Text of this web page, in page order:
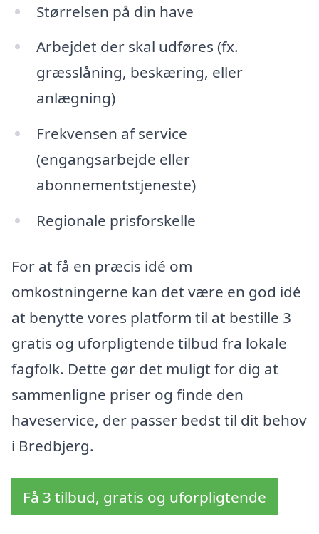
Størrelsen på din have
Arbejdet der skal udføres (fx.
græsslåning, beskæring, eller
anlægning)
Frekvensen af service
(engangsarbejde eller
abonnementstjeneste)
Regionale prisforskelle
For at få en præcis idé om
omkostningerne kan det være en god idé
at benytte vores platform til at bestille 3
gratis og uforpligtende tilbud fra lokale
fagfolk. Dette gør det muligt for dig at
sammenligne priser og finde den
haveservice, der passer bedst til dit behov
i Bredbjerg.
Få 3 tilbud, gratis og uforpligtende